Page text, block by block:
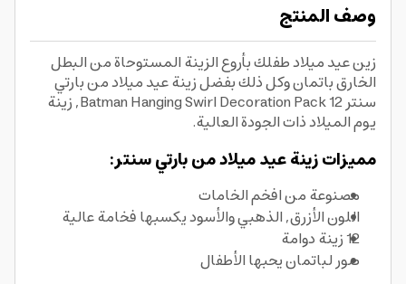
وصف المنتج
زين عيد ميلاد طفلك بأروع الزينة المستوحاة من البطل
الخارق باتمان وكل ذلك بفضل زينة عيد ميلاد من بارتي
سنتر 12 Batman Hanging Swirl Decoration Pack, زينة
يوم الميلاد ذات الجودة العالية.
مميزات زينة عيد ميلاد من بارتي سنتر:
مصنوعة من افخم الخامات
اللون الأزرق, الذهبي والأسود يكسبها فخامة عالية
12 زينة دوامة
صور لباتمان يحبها الأطفال